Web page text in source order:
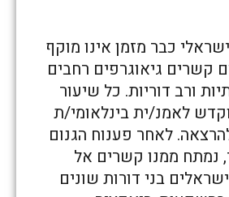
כבר מזמן אינו מוקף
קשרים גיאוגרפים רחבים
ורב דוריות. כל שיעור
לאמנ/ית בינלאומי/ת
לאחר פענוח הגנום
נמתח ממנו קשרים אל
בני דורות שונים